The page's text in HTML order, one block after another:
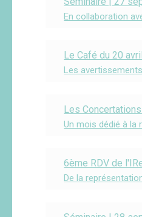
En collaboration
Le Café du 20
Les
Les
Un mois dédié à la
6ème RDV de
De la